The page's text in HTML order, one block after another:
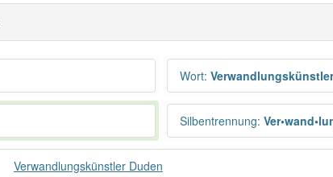
Wort: Verwandlungskünstler
Silbentrennung:
Verwandlungskünstler Duden